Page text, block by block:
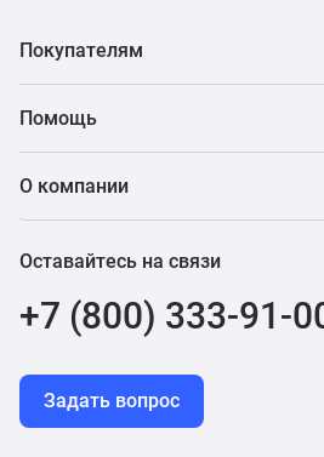
Покупателям
Помощь
О компании
Оставайтесь на связи
+7 (800) 333-91-
Задать вопрос